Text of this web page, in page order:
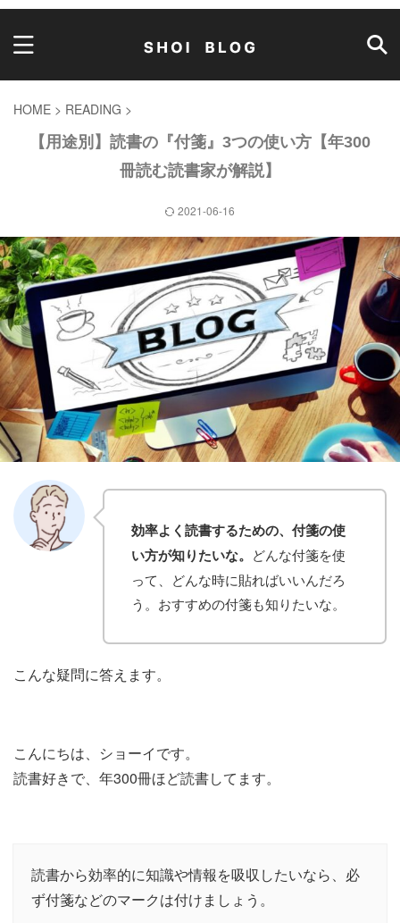
HOME > READING >
【用途別】読書の『付箋』3つの使い方【年300
冊読む読書家が解説】
2021-06-16
効率よく読書するための、付箋の使
い方が知りたいな。 どんな付箋を使
って、どんな時に貼ればいいんだろ
う。おすすめの付箋も知りたいな。
こんな疑問に答えます。
こんにちは、ショーイです。
読書好きで、年300冊ほど読書してます。
読書から効率的に知識や情報を吸収したいなら、必
ず付箋などのマークは付けましょう。